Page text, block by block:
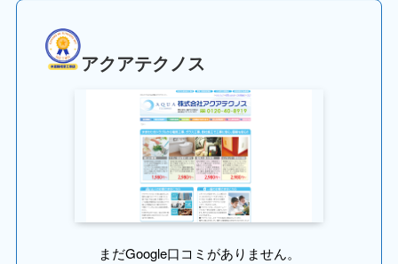
アクアテクノス
まだGoogle口コミがありません。